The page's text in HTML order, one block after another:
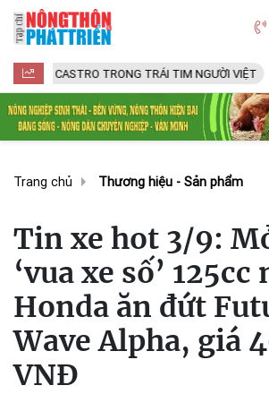
TRONG TRÁI TIM NGƯỜI VIỆT
Trang chủ Thương hiệu - Sản phẩm
Tin xe hot 3/9:
‘vua xe số’ 125cc
Honda ăn đứt
Wave Alpha, giá
VNĐ